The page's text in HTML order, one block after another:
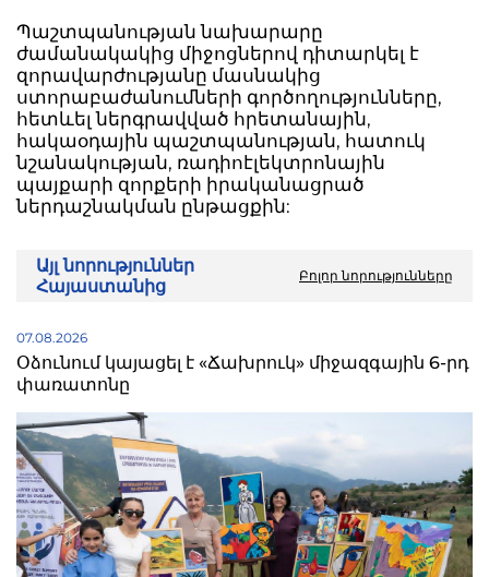
Պաշտպանության նախարարը
ժամանակակից միջոցներով դիտարկել է
զորավարժությանը մասնակից
ստորաբաժանումների գործողությունները,
հետևել ներգրավված հրետանային,
հակաօդային պաշտպանության, հատուկ
նշանակության, ռադիոէլեկտրոնային
պայքարի զորքերի իրականացրած
ներդաշնակման ընթացքին:
Այլ նորություններ
Հայաստանից
Բոլոր նորությունները
07.08.2026
Օձունում կայացել է «Ճախրուկ» միջազգային 6-րդ
փառատոնը